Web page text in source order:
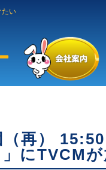
たい
再）
にTVCMが